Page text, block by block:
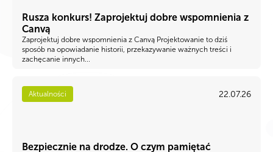
Rusza konkurs! Zaprojektuj dobre wspomnienia z
Canvą
Zaprojektuj dobre wspomnienia z Canvą Projektowanie to dziś
sposób na opowiadanie historii, przekazywanie ważnych treści i
zachęcanie innych...
Aktualności 22.07.26
Bezpiecznie na drodze. O czym pamiętać